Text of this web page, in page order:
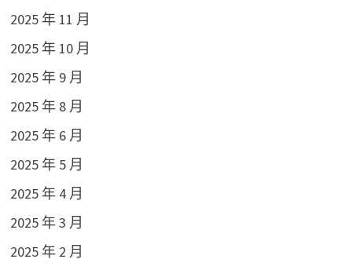
2025 年 11 月
2025 年 10 月
2025 年 9 月
2025 年 8 月
2025 年 6 月
2025 年 5 月
2025 年 4 月
2025 年 3 月
2025 年 2 月